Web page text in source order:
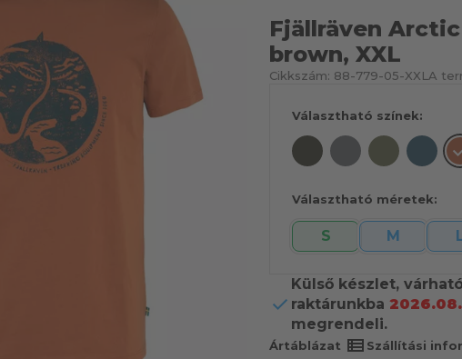
Fjällräven
brown, XXL
Cikkszám: 88-779-05-XXL A
Választható színek:
Választható méretek:
S M
Külső készlet,
raktárunkba
megrendeli.
Ártáblázat view_list Szállítási